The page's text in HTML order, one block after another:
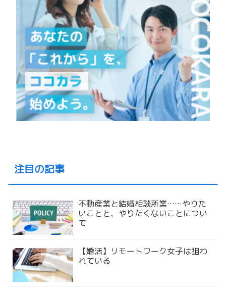
注目の記事
不動産業と結婚相談所業……やりた
いことと、やりたくないことについ
て
【婚活】リモートワーク女子は狙わ
れている